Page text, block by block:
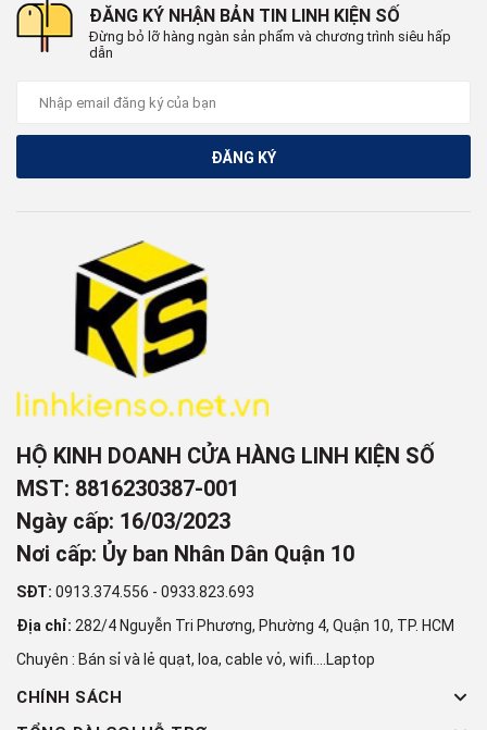
ĐĂNG KÝ NHẬN BẢN TIN LINH KIỆN SỐ
Đừng bỏ lỡ hàng ngàn sản phẩm và chương trình siêu hấp
dẫn
ĐĂNG KÝ
HỘ KINH DOANH CỬA HÀNG LINH KIỆN SỐ
MST: 8816230387-001
Ngày cấp: 16/03/2023
Nơi cấp: Ủy ban Nhân Dân Quận 10
SĐT: 0913.374.556 - 0933.823.693
Địa chỉ: 282/4 Nguyễn Tri Phương, Phường 4, Quận 10, TP. HCM
Chuyên : Bán sỉ và lẻ quạt, loa, cable vỏ, wifi....Laptop
CHÍNH SÁCH